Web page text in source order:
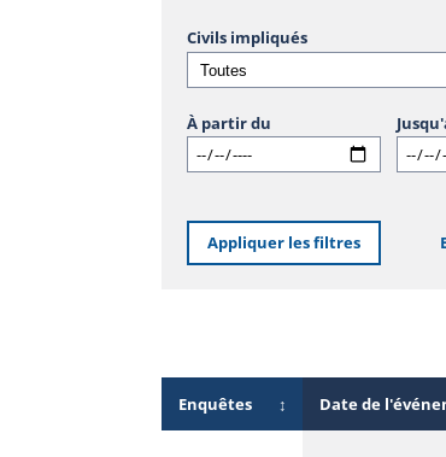
Civils impliqués
À partir du
Appliquer les filtres
Enquêtes ↕ Date de